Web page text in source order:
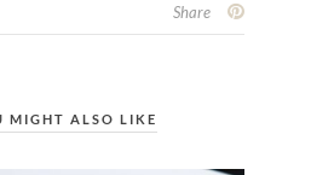
Share
MIGHT ALSO LIKE